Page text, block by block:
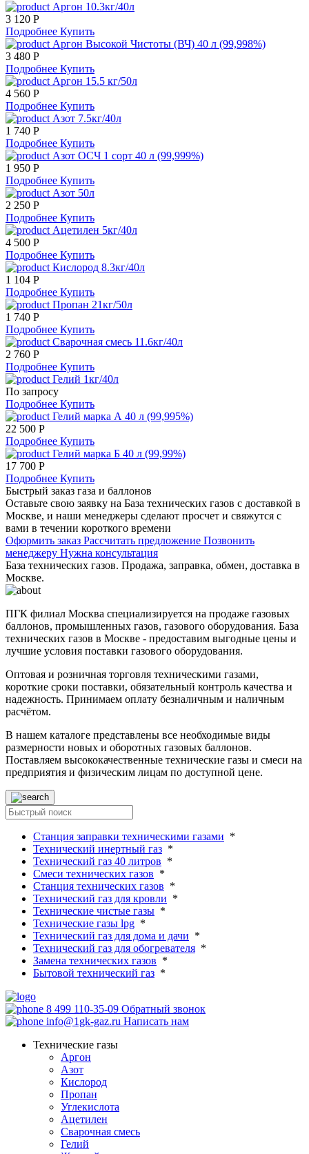
Аргон 10.3кг/40л
3 120 Р
Подробнее Купить
Аргон Высокой Чистоты (ВЧ) 40 л (99,998%)
3 480 Р
Подробнее Купить
Аргон 15.5 кг/50л
4 560 Р
Подробнее Купить
Азот 7.5кг/40л
1 740 Р
Подробнее Купить
Азот ОСЧ 1 сорт 40 л (99,999%)
1 950 Р
Подробнее Купить
Азот 50л
2 250 Р
Подробнее Купить
Ацетилен 5кг/40л
4 500 Р
Подробнее Купить
Кислород 8.3кг/40л
1 104 Р
Подробнее Купить
Пропан 21кг/50л
1 740 Р
Подробнее Купить
Сварочная смесь 11.6кг/40л
2 760 Р
Подробнее Купить
Гелий 1кг/40л
По запросу
Подробнее Купить
Гелий марка А 40 л (99,995%)
22 500 Р
Подробнее Купить
Гелий марка Б 40 л (99,99%)
17 700 Р
Подробнее Купить
Быстрый заказ газа и баллонов
Оставьте свою заявку на База технических газов с доставкой в
Москве, и наши менеджеры сделают просчет и свяжутся с
вами в течении короткого времени
Оформить заказ Рассчитать предложение Позвонить
менеджеру Нужна консультация
База технических газов. Продажа, заправка, обмен, доставка в
Москве.
ПГК филиал Москва специализируется на продаже газовых
баллонов, промышленных газов, газового оборудования. База
технических газов в Москве - предоставим выгодные цены и
лучшие условия поставки газового оборудования.
Оптовая и розничная торговля техническими газами,
короткие сроки поставки, обязательный контроль качества и
надежность. Принимаем оплату безналичным и наличным
расчётом.
В нашем каталоге представлены все необходимые виды
размерности новых и оборотных газовых баллонов.
Поставляем высококачественные технические газы и смеси на
предприятия и физическим лицам по доступной цене.
Станция заправки техническими газами *
Технический инертный газ *
Технический газ 40 литров *
Смеси технических газов *
Станция технических газов *
Технический газ для кровли *
Технические чистые газы *
Технические газы lpg *
Технический газ для дома и дачи *
Технический газ для обогревателя *
Замена технических газов *
Бытовой технический газ *
8 499 110-35-09 Обратный звонок
info@1gk-gaz.ru Написать нам
Технические газы
Аргон
Азот
Кислород
Пропан
Углекислота
Ацетилен
Сварочная смесь
Гелий